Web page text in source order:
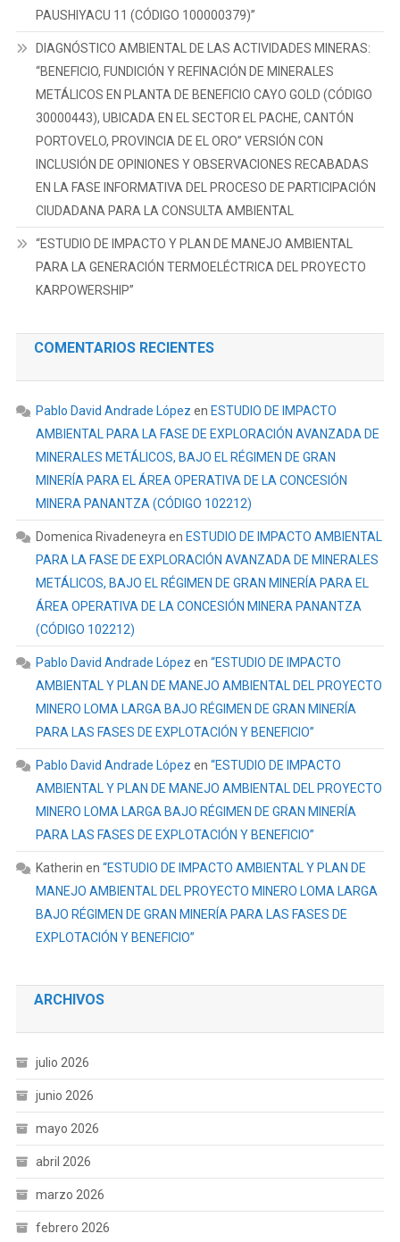
PAUSHIYACU 11 (CÓDIGO 100000379)”
DIAGNÓSTICO AMBIENTAL DE LAS ACTIVIDADES MINERAS:
“BENEFICIO, FUNDICIÓN Y REFINACIÓN DE MINERALES
METÁLICOS EN PLANTA DE BENEFICIO CAYO GOLD (CÓDIGO
30000443), UBICADA EN EL SECTOR EL PACHE, CANTÓN
PORTOVELO, PROVINCIA DE EL ORO” VERSIÓN CON
INCLUSIÓN DE OPINIONES Y OBSERVACIONES RECABADAS
EN LA FASE INFORMATIVA DEL PROCESO DE PARTICIPACIÓN
CIUDADANA PARA LA CONSULTA AMBIENTAL
“ESTUDIO DE IMPACTO Y PLAN DE MANEJO AMBIENTAL
PARA LA GENERACIÓN TERMOELÉCTRICA DEL PROYECTO
KARPOWERSHIP”
COMENTARIOS RECIENTES
Pablo David Andrade López en ESTUDIO DE IMPACTO
AMBIENTAL PARA LA FASE DE EXPLORACIÓN AVANZADA DE
MINERALES METÁLICOS, BAJO EL RÉGIMEN DE GRAN
MINERÍA PARA EL ÁREA OPERATIVA DE LA CONCESIÓN
MINERA PANANTZA (CÓDIGO 102212)
Domenica Rivadeneyra en ESTUDIO DE IMPACTO AMBIENTAL
PARA LA FASE DE EXPLORACIÓN AVANZADA DE MINERALES
METÁLICOS, BAJO EL RÉGIMEN DE GRAN MINERÍA PARA EL
ÁREA OPERATIVA DE LA CONCESIÓN MINERA PANANTZA
(CÓDIGO 102212)
Pablo David Andrade López en “ESTUDIO DE IMPACTO
AMBIENTAL Y PLAN DE MANEJO AMBIENTAL DEL PROYECTO
MINERO LOMA LARGA BAJO RÉGIMEN DE GRAN MINERÍA
PARA LAS FASES DE EXPLOTACIÓN Y BENEFICIO”
Pablo David Andrade López en “ESTUDIO DE IMPACTO
AMBIENTAL Y PLAN DE MANEJO AMBIENTAL DEL PROYECTO
MINERO LOMA LARGA BAJO RÉGIMEN DE GRAN MINERÍA
PARA LAS FASES DE EXPLOTACIÓN Y BENEFICIO”
Katherin en “ESTUDIO DE IMPACTO AMBIENTAL Y PLAN DE
MANEJO AMBIENTAL DEL PROYECTO MINERO LOMA LARGA
BAJO RÉGIMEN DE GRAN MINERÍA PARA LAS FASES DE
EXPLOTACIÓN Y BENEFICIO”
ARCHIVOS
julio 2026
junio 2026
mayo 2026
abril 2026
marzo 2026
febrero 2026